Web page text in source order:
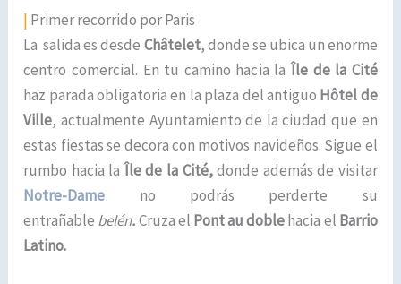
| Primer recorrido por Paris
La salida es desde Châtelet, donde se ubica un enorme
centro comercial. En tu camino hacia la Île de la Cité
haz parada obligatoria en la plaza del antiguo Hôtel de
Ville, actualmente Ayuntamiento de la ciudad que en
estas fiestas se decora con motivos navideños. Sigue el
rumbo hacia la Île de la Cité,donde además de visitar
Notre-Dame no podrás perderte su
entrañable belén.Cruza el Pont au doblehacia el Barrio
Latino.